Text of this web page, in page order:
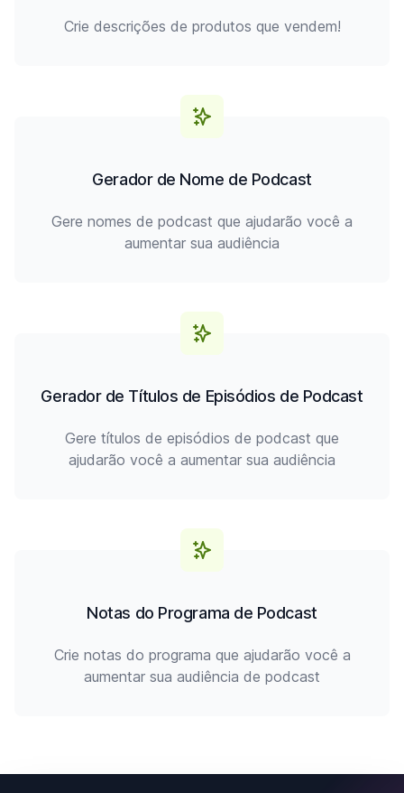
Crie descrições de produtos que vendem!
Gerador de Nome de Podcast
Gere nomes de podcast que ajudarão você a
aumentar sua audiência
Gerador de Títulos de Episódios de Podcast
Gere títulos de episódios de podcast que
ajudarão você a aumentar sua audiência
Notas do Programa de Podcast
Crie notas do programa que ajudarão você a
aumentar sua audiência de podcast